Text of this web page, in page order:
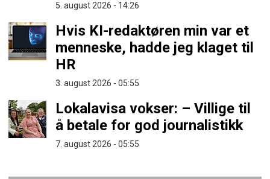
5. august 2026 - 14:26
Hvis KI-redaktøren min var et
menneske, hadde jeg klaget til
HR
3. august 2026 - 05:55
Lokalavisa vokser: – Villige til
å betale for god journalistikk
7. august 2026 - 05:55